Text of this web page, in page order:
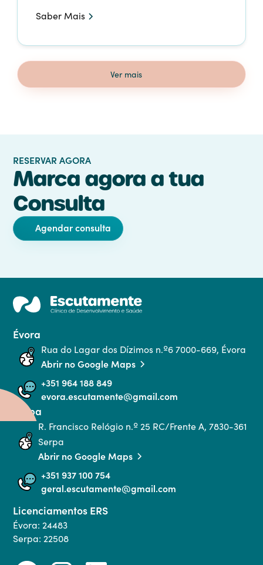
Saber Mais
Ver mais
RESERVAR AGORA
Marca agora a tua
Consulta
Agendar consulta
Évora
Rua do Lagar dos Dízimos n.º6 7000-669, Évora
Abrir no Google Maps
+351 964 188 849
evora.escutamente@gmail.com
Serpa
R. Francisco Relógio n.º 25 RC/Frente A, 7830-361
Serpa
Abrir no Google Maps
+351 937 100 754
geral.escutamente@gmail.com
Licenciamentos ERS
Évora: 24483
Serpa: 22508